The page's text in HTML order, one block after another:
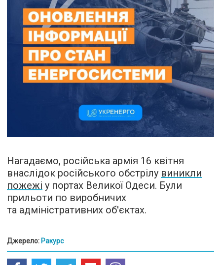
Нагадаємо, російська армія 16 квітня
внаслідок російського обстрілу виникли
пожежі у портах Великої Одеси. Були
прильоти по виробничих
та адміністративних об'єктах.
Джерело: Ракурс